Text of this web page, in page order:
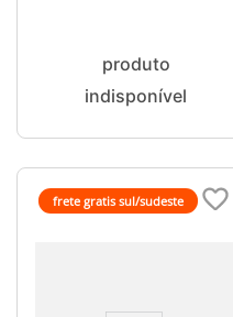
frete gratis sul/sudeste